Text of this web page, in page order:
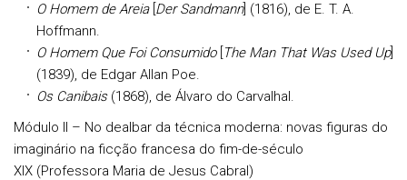
O Homem de Areia Der Sandmann] (1816), de E. T. A.
Hoffmann.
O Homem Que Foi Consumido[ The Man That Was Used Up]
(1839), de Edgar Allan Poe.
Os Canibais(1868), de Álvaro do Carvalhal.
Módulo II – No dealbar da técnica moderna: novas figuras do
imaginário na ficção francesa do fim-de-século
XIX (Professora Maria de Jesus Cabral)